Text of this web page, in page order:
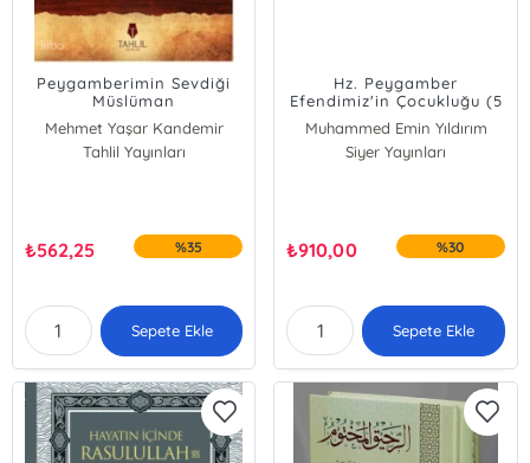
Peygamberimin Sevdiği
Müslüman
Mehmet Yaşar Kandemir
Tahlil Yayınları
₺562,25 %35
Sepete Ekle
Hz. Peygamber
Efendimiz'in Çocukluğu (5
Kitap)
Muhammed Emin Yıldırım
Siyer Yayınları
₺910,00 %30
Sepete Ekle